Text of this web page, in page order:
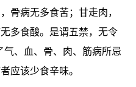
骨病无多食苦；甘走肉，
多食酸。是谓五禁，无令
气、血、骨、肉、筋病所忌
应该少食辛味。